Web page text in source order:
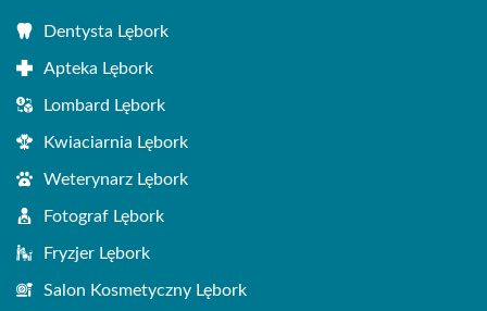
Dentysta Lębork
Apteka Lębork
Lombard Lębork
Kwiaciarnia Lębork
Weterynarz Lębork
Fotograf Lębork
Fryzjer Lębork
Salon Kosmetyczny Lębork